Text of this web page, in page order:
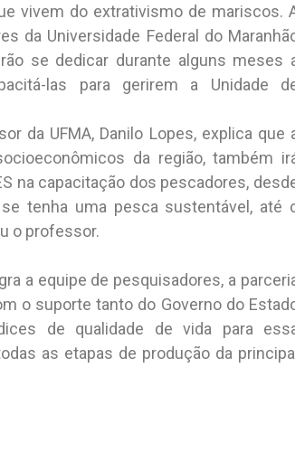
vivem do extrativismo de mariscos.
da Universidade Federal do
se dedicar durante alguns meses
las para gerirem a Unidade
da UFMA, Danilo Lopes, explica que
da região, também
na capacitação dos pescadores,
tenha uma pesca sustentável, até
o professor.
a equipe de pesquisadores, a
o suporte tanto do Governo do
de qualidade de vida para
as etapas de produção da